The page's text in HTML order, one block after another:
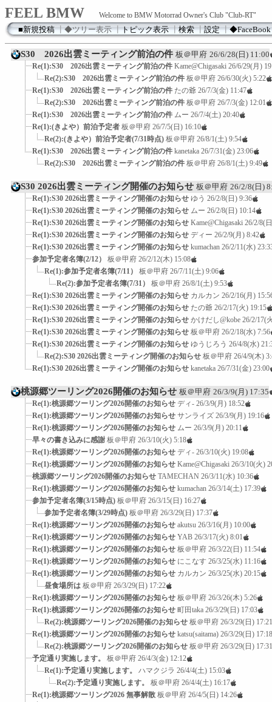
FEEL BMW Welcome to BMW Motorrad Owner's Club "Club-RT"
■新規投稿┃◆ツリー表示┃トピック表示┃検索┃設定┃◆FaceBook
S30 2026出雲ミーティング前泊の件 板＠甲府 26/6/28(日) 11:00
Re(1):S30 2026出雲ミーティング前泊の件 Kame@Chigasaki 26/6/29(月)
Re(2):S30 2026出雲ミーティング前泊の件 板＠甲府 26/6/30(火) 5:22
Re(1):S30 2026出雲ミーティング前泊の件 たの爺 26/7/3(金) 11:47
Re(2):S30 2026出雲ミーティング前泊の件 板＠甲府 26/7/3(金) 12:01
Re(1):S30 2026出雲ミーティング前泊の件 ムー 26/7/4(土) 20:40
Re(1):(きよや）前泊予定者 板＠甲府 26/7/5(日) 16:10
Re(2):(きよや）前泊予定者(7/31時点) 板＠甲府 26/8/1(土) 9:54
Re(1):S30 2026出雲ミーティング前泊の件 kanetaka 26/7/31(金) 23:06
Re(2):S30 2026出雲ミーティング前泊の件 板＠甲府 26/8/1(土) 9:49
S30 2026出雲ミーティング開催のお知らせ 板＠甲府 26/2/8(日)
Re(1):S30 2026出雲ミーティング開催のお知らせ ゆう 26/2/8(日) 9:36
Re(1):S30 2026出雲ミーティング開催のお知らせ ムー 26/2/8(日) 10:14
Re(1):S30 2026出雲ミーティング開催のお知らせ Kame@Chigasaki 26/2/8(
Re(1):S30 2026出雲ミーティング開催のお知らせ ディー 26/2/9(月) 8:42
Re(1):S30 2026出雲ミーティング開催のお知らせ kumachan 26/2/11(水)
参加予定者名簿(2/12）
板＠甲府 26/2/12(木) 15:08
Re(1):参加予定者名簿(7/11）
板＠甲府 26/7/11(土) 9:06
Re(2):参加予定者名簿(7/31）
板＠甲府 26/8/1(土) 9:53
Re(1):S30 2026出雲ミーティング開催のお知らせ カルカン 26/2/16(月)
Re(1):S30 2026出雲ミーティング開催のお知らせ たの爺 26/2/17(火) 19:15
Re(1):S30 2026出雲ミーティング開催のお知らせ かけだし@kobe 26/2/17(
Re(1):S30 2026出雲ミーティング開催のお知らせ 板＠甲府 26/2/18(水) 7:56
Re(1):S30 2026出雲ミーティング開催のお知らせ ゆうじろう 26/4/8(水)
Re(2):S30 2026出雲ミーティング開催のお知らせ 板＠甲府 26/4/9(木)
Re(1):S30 2026出雲ミーティング開催のお知らせ kanetaka 26/7/31(金) 23:00
桃源郷ツーリング2026開催のお知らせ 板＠甲府 26/3/9(月) 17:35
Re(1):桃源郷ツーリング2026開催のお知らせ ディ- 26/3/9(月) 18:52
Re(1):桃源郷ツーリング2026開催のお知らせ サンライズ 26/3/9(月) 19:16
Re(1):桃源郷ツーリング2026開催のお知らせ ムー 26/3/9(月) 20:11
早々の書き込みに感謝 板＠甲府 26/3/10(火) 5:18
Re(1):桃源郷ツーリング2026開催のお知らせ ディ- 26/3/10(火) 19:08
Re(1):桃源郷ツーリング2026開催のお知らせ Kame@Chigasaki 26/3/10(火)
桃源郷ツーリング2026開催のお知らせ TAMECHAN 26/3/11(水) 10:36
Re(1):桃源郷ツーリング2026開催のお知らせ kumachan 26/3/14(土) 17:39
参加予定者名簿(3/15時点) 板＠甲府 26/3/15(日) 16:27
参加予定者名簿(3/29時点) 板＠甲府 26/3/29(日) 17:37
Re(1):桃源郷ツーリング2026開催のお知らせ akutsu 26/3/16(月) 10:00
Re(1):桃源郷ツーリング2026開催のお知らせ YAB 26/3/17(火) 8:01
Re(1):桃源郷ツーリング2026開催のお知らせ 板＠甲府 26/3/22(日) 11:54
Re(1):桃源郷ツーリング2026開催のお知らせ にこなす 26/3/25(水) 11:16
Re(1):桃源郷ツーリング2026開催のお知らせ カルカン 26/3/25(水) 20:15
昼食場所は 板＠甲府 26/3/29(日) 17:22
Re(1):桃源郷ツーリング2026開催のお知らせ 板＠甲府 26/3/26(木) 5:26
Re(1):桃源郷ツーリング2026開催のお知らせ 町田taka 26/3/29(日) 17:03
Re(2):桃源郷ツーリング2026開催のお知らせ 板＠甲府 26/3/29(日) 17:21
Re(1):桃源郷ツーリング2026開催のお知らせ katsu(saitama) 26/3/29(日) 17:18
Re(2):桃源郷ツーリング2026開催のお知らせ 板＠甲府 26/3/29(日) 17:31
予定通り実施します。
板＠甲府 26/4/3(金) 12:12
Re(1):予定通り実施します。
ハマクジラ 26/4/4(土) 15:03
Re(2):予定通り実施します。
板＠甲府 26/4/4(土) 16:17
Re(1):桃源郷ツーリング2026 無事解散 板＠甲府 26/4/5(日) 14:26